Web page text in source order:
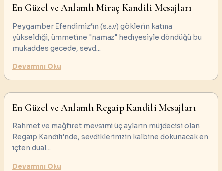
En Güzel ve Anlamlı Miraç Kandili Mesajları
Peygamber Efendimiz’in (s.a.v) göklerin katına
yükseldiği, ümmetine "namaz" hediyesiyle döndüğü bu
mukaddes gecede, sevd...
Devamını Oku
En Güzel ve Anlamlı Regaip Kandili Mesajları
Rahmet ve mağfiret mevsimi üç ayların müjdecisi olan
Regaip Kandili'nde, sevdiklerinizin kalbine dokunacak en
içten dual...
Devamını Oku